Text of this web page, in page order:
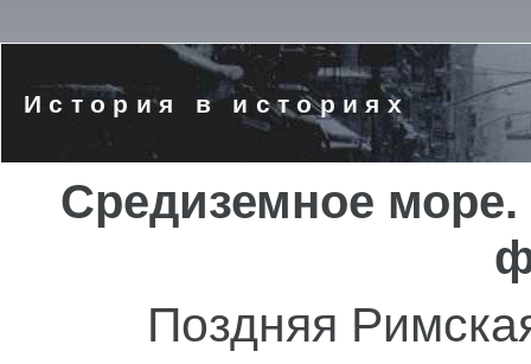
История в историях
Средиземное
Поздняя